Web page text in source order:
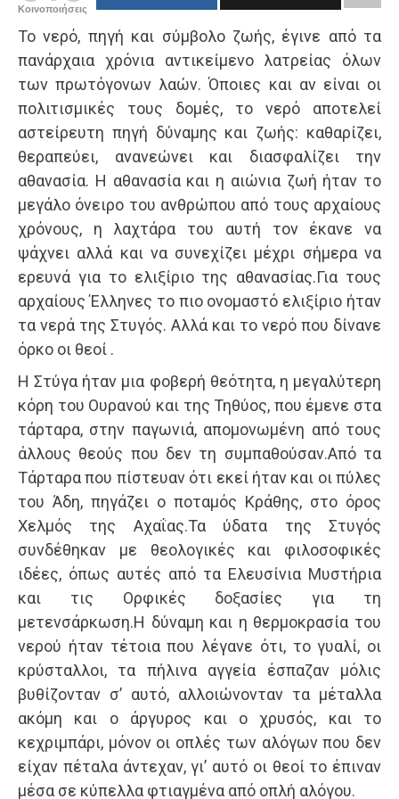
Κοινοποιήσεις
Το νερό, πηγή και σύµβολο ζωής, έγινε από τα
πανάρχαια χρόνια αντικείµενο λατρείας όλων
των πρωτόγονων λαών. Όποιες και αν είναι οι
πολιτισµικές τους δοµές, το νερό αποτελεί
αστείρευτη πηγή δύναµης και ζωής: καθαρίζει,
θεραπεύει, ανανεώνει και διασφαλίζει την
αθανασία. Η αθανασία και η αιώνια ζωή ήταν το
μεγάλο όνειρο του ανθρώπου από τους αρχαίους
χρόνους, η λαχτάρα του αυτή τον έκανε να
ψάχνει αλλά και να συνεχίζει μέχρι σήμερα να
ερευνά για το ελιξίριο της αθανασίας.Για τους
αρχαίους Έλληνες το πιο ονομαστό ελιξίριο ήταν
τα νερά της Στυγός. Αλλά και το νερό που δίνανε
όρκο οι θεοί .
Η Στύγα ήταν µια φοβερή θεότητα, η μεγαλύτερη
κόρη του Ουρανού και της Τηθύος, που έμενε στα
τάρταρα, στην παγωνιά, απομονωμένη από τους
άλλους θεούς που δεν τη συμπαθούσαν.Από τα
Τάρταρα που πίστευαν ότι εκεί ήταν και οι πύλες
του Άδη, πηγάζει ο ποταμός Κράθης, στο όρος
Χελμός της Αχαΐας.Τα ύδατα της Στυγός
συνδέθηκαν με θεολογικές και φιλοσοφικές
ιδέες, όπως αυτές από τα Ελευσίνια Μυστήρια
και τις Ορφικές δοξασίες για τη
μετενσάρκωση.Η δύναμη και η θερμοκρασία του
νερού ήταν τέτοια που λέγανε ότι, το γυαλί, οι
κρύσταλλοι, τα πήλινα αγγεία έσπαζαν μόλις
βυθίζονταν σ’ αυτό, αλλοιώνονταν τα μέταλλα
ακόμη και ο άργυρος και ο χρυσός, και το
κεχριμπάρι, μόνον οι οπλές των αλόγων που δεν
είχαν πέταλα άντεχαν, γι’ αυτό οι θεοί το έπιναν
μέσα σε κύπελλα φτιαγμένα από οπλή αλόγου.